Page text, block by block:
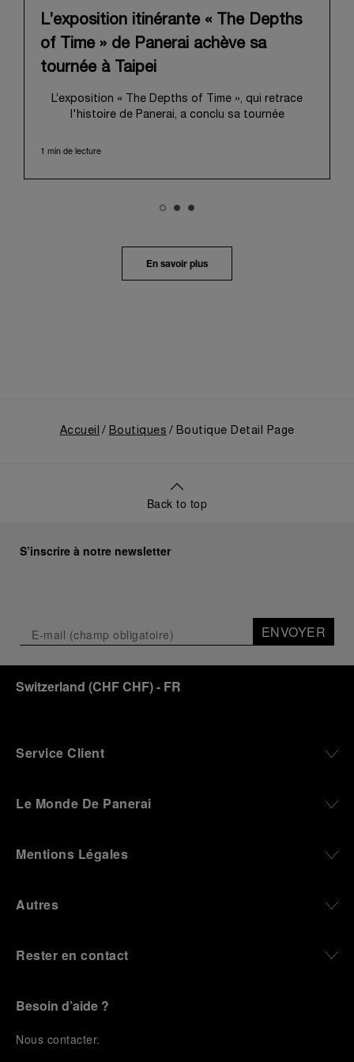
L’exposition itinérante « The Depths
of Time » de Panerai achève sa
tournée à Taipei
L’exposition « The Depths of Time », qui retrace
l'histoire de Panerai, a conclu sa tournée
visiteurs ont pu venir l’admirer dans le Huashan
historique. Fort d'une histoire séculaire, ce lieu
mêlant harmonieusement le patrimoine local au
évolution depuis ses origines en tant que
1 min de lecture
En savoir plus
Accueil Boutiques Boutique Detail Page
Back to top
S’inscrire à notre newsletter
ENVOYER
Switzerland (CHF CHF)- FR
Service Client
Le Monde De Panerai
Mentions Légales
Autres
Rester en contact
Besoin d’aide ?
Nous contacter.